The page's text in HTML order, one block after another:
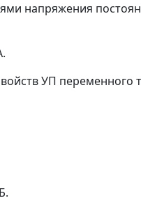
напряжения
УП переменного